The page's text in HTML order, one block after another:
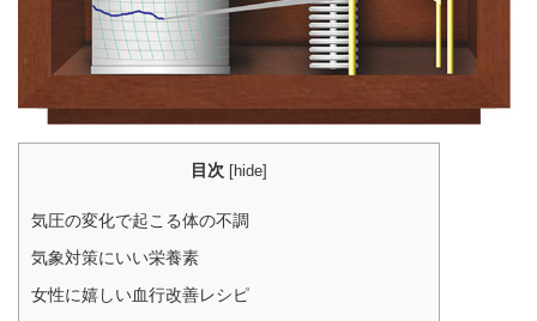
目次 [hide]
気圧の変化で起こる体の不調
気象対策にいい栄養素
女性に嬉しい血行改善レシピ